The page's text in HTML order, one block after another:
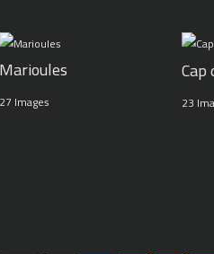
Marioules
27 Images
Cap
23